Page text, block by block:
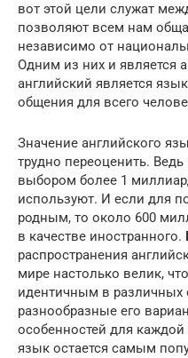
вот этой цели служат
позволяют всем нам
независимо от
Одним из них и является
английский является
общения для всего
Значение английского
трудно переоценить.
выбором более 1
используют. И если для
родным, то около 600
в качестве
распространения
мире настолько велик,
идентичным в различных
разнообразные его
особенностей для
язык остается самым